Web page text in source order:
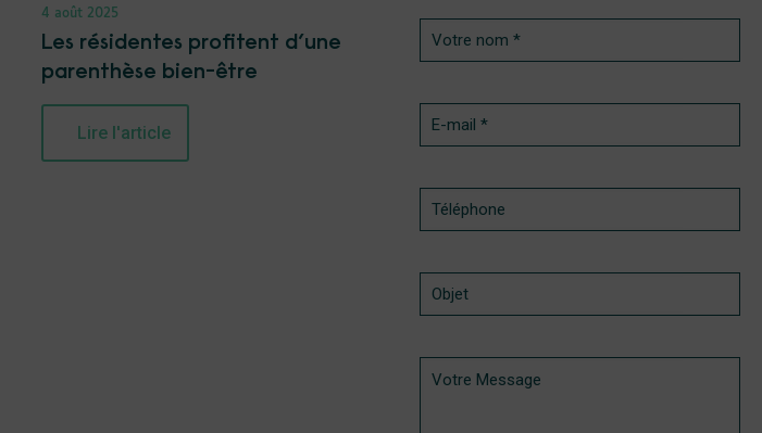
4 août 2025
Les résidentes profitent d’une
parenthèse bien-être
Lire l'article